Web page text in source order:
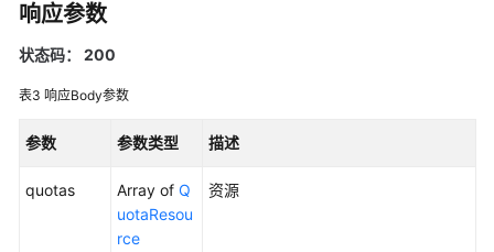
佳
践
参
响应参数
状态码： 200
表3 响应Body参数
参数 参数类型 描述
quotas Array of Q
uotaResou
rce
资源